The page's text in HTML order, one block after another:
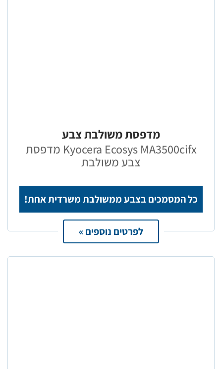
מדפסת משולבת צבע
Kyocera Ecosys MA3500cifx מדפסת
צבע משולבת
כל המסמכים בצבע ממשולבת משרדית אחת!
לפרטים נוספים »